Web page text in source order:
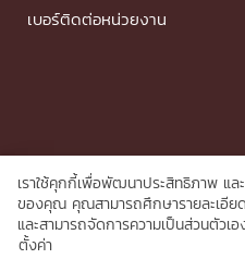
เบอร์ติดต่อหน่วยงาน
© 2026 Faculty of
เราใช้คุกกี้เพื่อพัฒนาประสิทธิภาพ แล
ของคุณ คุณสามารถศึกษารายละเอีย
และสามารถจัดการความเป็นส่วนตัวเ
ตั้งค่า